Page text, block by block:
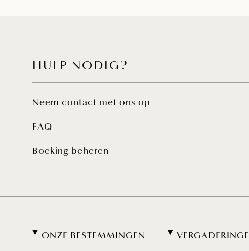
HULP NODIG?
Neem contact met ons op
FAQ
Boeking beheren
ONZE BESTEMMINGEN